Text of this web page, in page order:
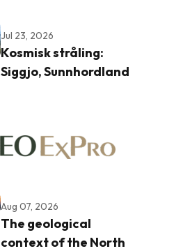
Jul 23, 2026
Kosmisk stråling:
Siggjo, Sunnhordland
Aug 07, 2026
The geological
context of the North